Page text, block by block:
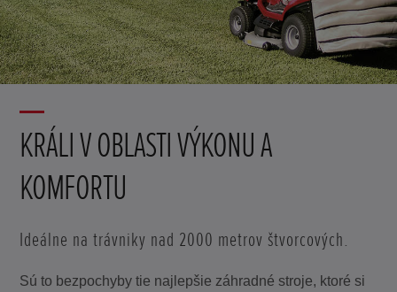
KRÁLI V OBLASTI VÝKONU A
KOMFORTU
Ideálne na trávniky nad 2000 metrov štvorcových.
Sú to bezpochyby tie najlepšie záhradné stroje, ktoré si